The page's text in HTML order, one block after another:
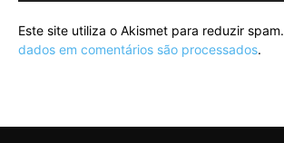
Este site utiliza o Akismet para reduzir spam.
dados em comentários são processados.